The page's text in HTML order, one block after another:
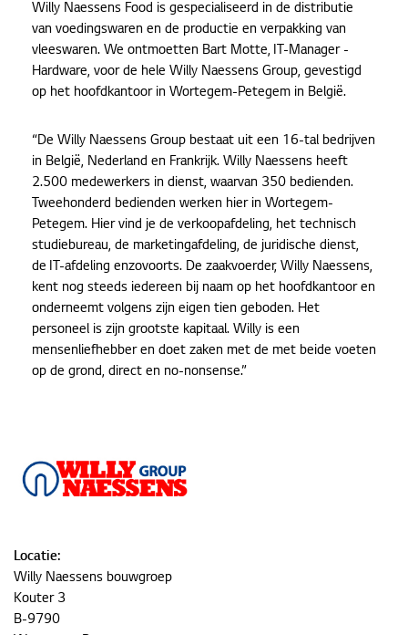
Willy Naessens Food is gespecialiseerd in de distributie
van voedingswaren en de productie en verpakking van
vleeswaren. We ontmoetten Bart Motte, IT-Manager -
Hardware, voor de hele Willy Naessens Group, gevestigd
op het hoofdkantoor in Wortegem-Petegem in België.
“De Willy Naessens Group bestaat uit een 16-tal bedrijven
in België, Nederland en Frankrijk. Willy Naessens heeft
2.500 medewerkers in dienst, waarvan 350 bedienden.
Tweehonderd bedienden werken hier in Wortegem-
Petegem. Hier vind je de verkoopafdeling, het technisch
studiebureau, de marketingafdeling, de juridische dienst,
de IT-afdeling enzovoorts. De zaakvoerder, Willy Naessens,
kent nog steeds iedereen bij naam op het hoofdkantoor en
onderneemt volgens zijn eigen tien geboden. Het
personeel is zijn grootste kapitaal. Willy is een
mensenliefhebber en doet zaken met de met beide voeten
op de grond, direct en no-nonsense.”
Locatie:
Willy Naessens bouwgroep
Kouter 3
B-9790